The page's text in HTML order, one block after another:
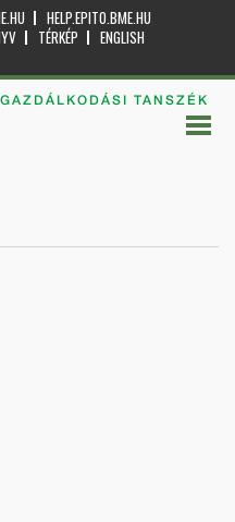
HELP.EPITO.BME.HU
TÉRKÉP
ENGLISH
TANSZÉK